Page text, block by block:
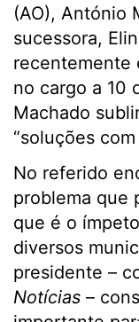
(AO), António
sucessora,
recentemente
no cargo a 10
Machado
“soluções
No referido
problema que
que é o
diversos
presidente –
Notícias –